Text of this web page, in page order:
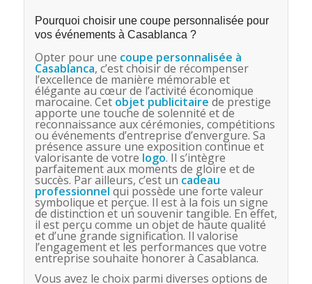
Pourquoi choisir une coupe personnalisée pour
vos événements à Casablanca ?
Opter pour une coupe personnalisée à
Casablanca, c’est choisir de récompenser
l’excellence de manière mémorable et
élégante au cœur de l’activité économique
marocaine. Cet objet publicitaire de prestige
apporte une touche de solennité et de
reconnaissance aux cérémonies, compétitions
ou événements d’entreprise d’envergure. Sa
présence assure une exposition continue et
valorisante de votre logo. Il s’intègre
parfaitement aux moments de gloire et de
succès. Par ailleurs, c’est un cadeau
professionnel qui possède une forte valeur
symbolique et perçue. Il est à la fois un signe
de distinction et un souvenir tangible. En effet,
il est perçu comme un objet de haute qualité
et d’une grande signification. Il valorise
l’engagement et les performances que votre
entreprise souhaite honorer à Casablanca.
Vous avez le choix parmi diverses options de